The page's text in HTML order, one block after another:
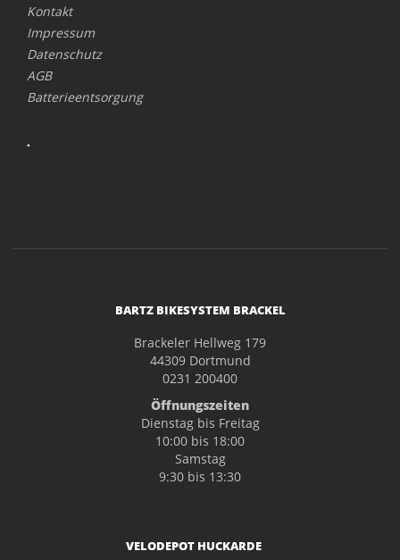
Kontakt
Impressum
Datenschutz
AGB
Batterieentsorgung
.
BARTZ BIKESYSTEM BRACKEL
Brackeler Hellweg 179
44309 Dortmund
0231 200400
Öffnungszeiten
Dienstag bis Freitag
10:00 bis 18:00
Samstag
9:30 bis 13:30
VELODEPOT HUCKARDE